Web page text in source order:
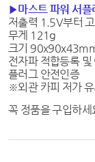
▶마스트 파워 서플
저출력 1.5V부터
무게 121g
크기
전자파 적합등록
플러그 안전인증
※외관 카피 저가
꼭 정품을 구입하세